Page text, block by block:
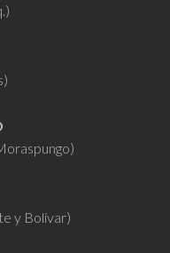
y Bolívar)